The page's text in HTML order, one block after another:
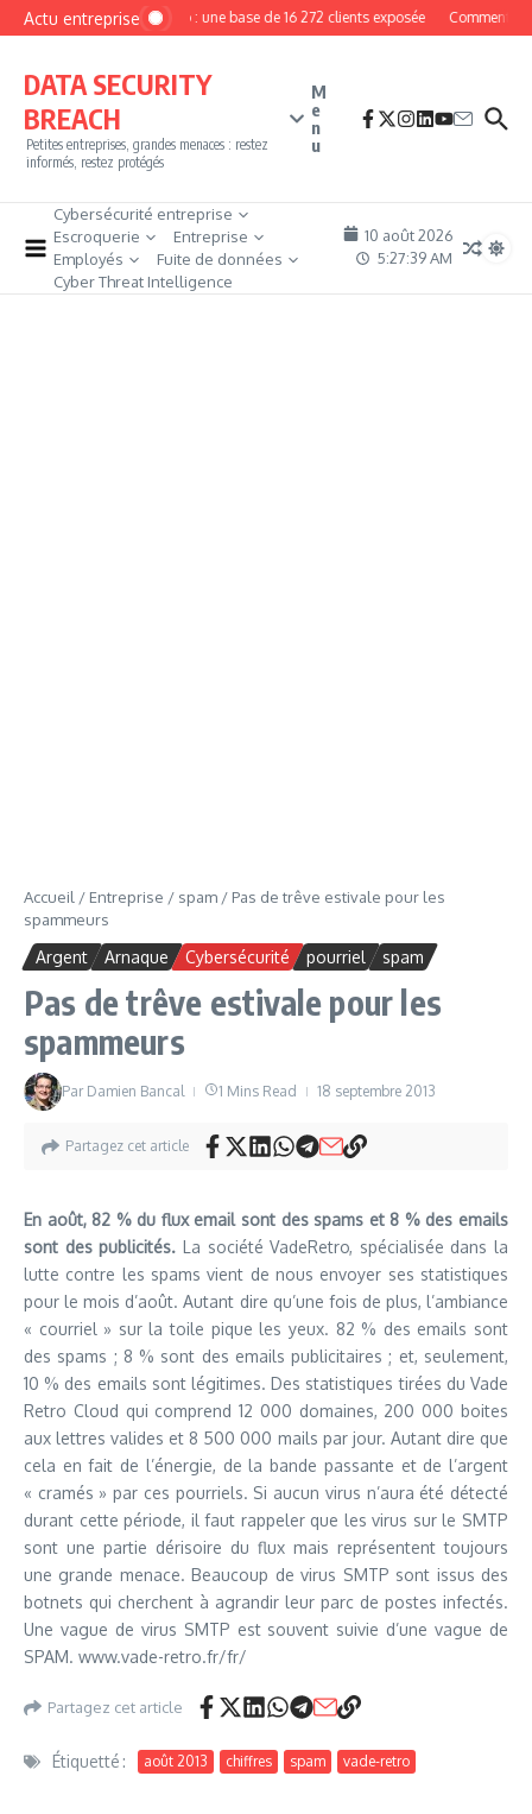
Aller au contenu
Actu entrepriseMyPhoto : une base de 16 272 clients exposée Comment
DATA SECURITY
BREACH
Petites entreprises, grandes menaces : restez
informés, restez protégés
M
e
n
u
Cybersécurité entreprise
Escroquerie
Entreprise
Employés
Fuite de données
Cyber Threat Intelligence
10 août 2026
5:27:41 AM
Accueil / Entreprise / spam / Pas de trêve estivale pour les
spammeurs
Argent Arnaque Cybersécurité pourriel spam
Pas de trêve estivale pour les
spammeurs
Par Damien Bancal 1 Mins Read 18 septembre 2013
Partagez cet article
En août, 82 % du flux email sont des spams et 8 % des emails
sont des publicités. La société VadeRetro, spécialisée dans la
lutte contre les spams vient de nous envoyer ses statistiques
pour le mois d’août. Autant dire qu’une fois de plus, l’ambiance
« courriel » sur la toile pique les yeux. 82 % des emails sont
des spams ; 8 % sont des emails publicitaires ; et, seulement,
10 % des emails sont légitimes. Des statistiques tirées du Vade
Retro Cloud qui comprend 12 000 domaines, 200 000 boites
aux lettres valides et 8 500 000 mails par jour. Autant dire que
cela en fait de l’énergie, de la bande passante et de l’argent
« cramés » par ces pourriels. Si aucun virus n’aura été détecté
durant cette période, il faut rappeler que les virus sur le SMTP
sont une partie dérisoire du flux mais représentent toujours
une grande menace. Beaucoup de virus SMTP sont issus des
botnets qui cherchent à agrandir leur parc de postes infectés.
Une vague de virus SMTP est souvent suivie d’une vague de
SPAM. www.vade-retro.fr/fr/
Partagez cet article
Étiquetté : août 2013 chiffres spam vade-retro